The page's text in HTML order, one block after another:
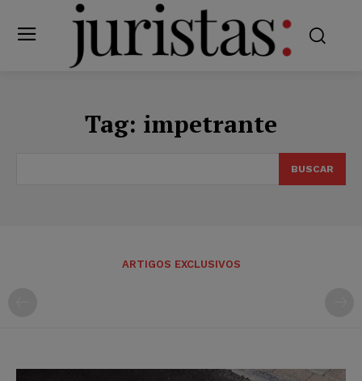
Tag: impetrante
BUSCAR
ARTIGOS EXCLUSIVOS